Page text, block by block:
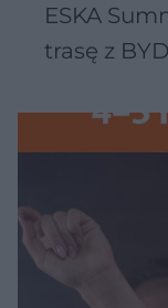
ESKA
trasę z